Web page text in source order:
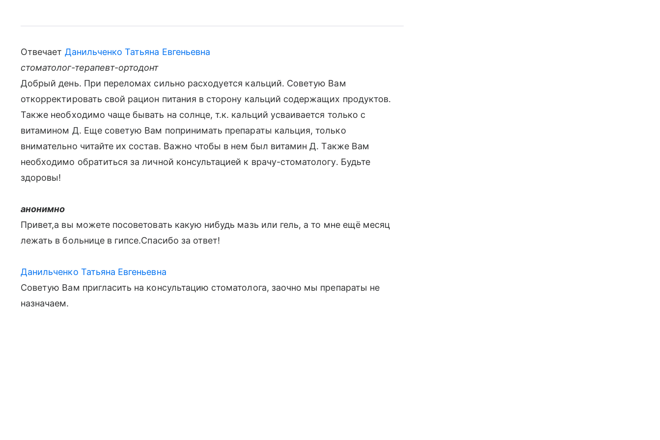
Отвечает Данильченко Татьяна Евгеньевна
стоматолог-терапевт-ортодонт
Добрый день. При переломах сильно расходуется кальций. Советую Вам
откорректировать свой рацион питания в сторону кальций содержащих продуктов.
Также необходимо чаще бывать на солнце, т.к. кальций усваивается только с
витамином Д. Еще советую Вам попринимать препараты кальция, только
внимательно читайте их состав. Важно чтобы в нем был витамин Д. Также Вам
необходимо обратиться за личной консультацией к врачу-стоматологу. Будьте
здоровы!
анонимно
Привет,а вы можете посоветовать какую нибудь мазь или гель, а то мне ещё месяц
лежать в больнице в гипсе.Спасибо за ответ!
Данильченко Татьяна Евгеньевна
Советую Вам пригласить на консультацию стоматолога, заочно мы препараты не
назначаем.